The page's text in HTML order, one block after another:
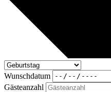
Wunschdatum
Gästeanzahl